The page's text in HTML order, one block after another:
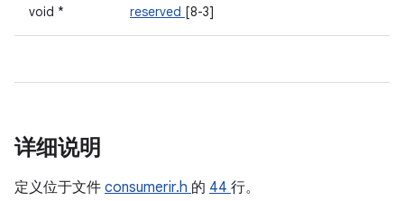
void * reserved [8-3]
详细说明
定义位于文件 consumerir.h 的 44 行。